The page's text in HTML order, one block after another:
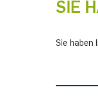
SIE
Sie